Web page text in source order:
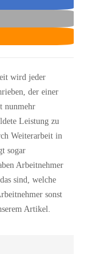
wird jeder
der einer
nunmehr
Leistung zu
Weiterarbeit in
sogar
Arbeitnehmer
sind, welche
sonst
Artikel.